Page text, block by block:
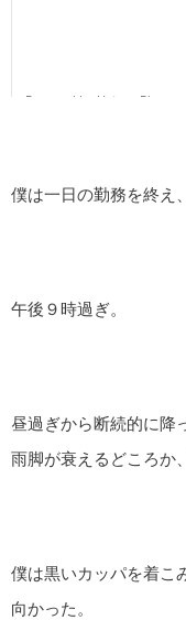
僕は一日の勤務を終え
午後９時過ぎ。
昼過ぎから断続的に降
雨脚が衰えるどころか
僕は黒いカッパを着こ
向かった。